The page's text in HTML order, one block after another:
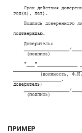
ПРИМЕР